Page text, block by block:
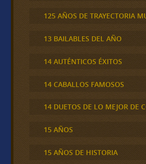
125 AÑOS DE TRAYECTORIA
13 BAILABLES DEL AÑO
14 AUTÉNTICOS ÉXITOS
14 CABALLOS FAMOSOS
14 DUETOS DE LO MEJOR DE
15 AÑOS
15 AÑOS DE HISTORIA